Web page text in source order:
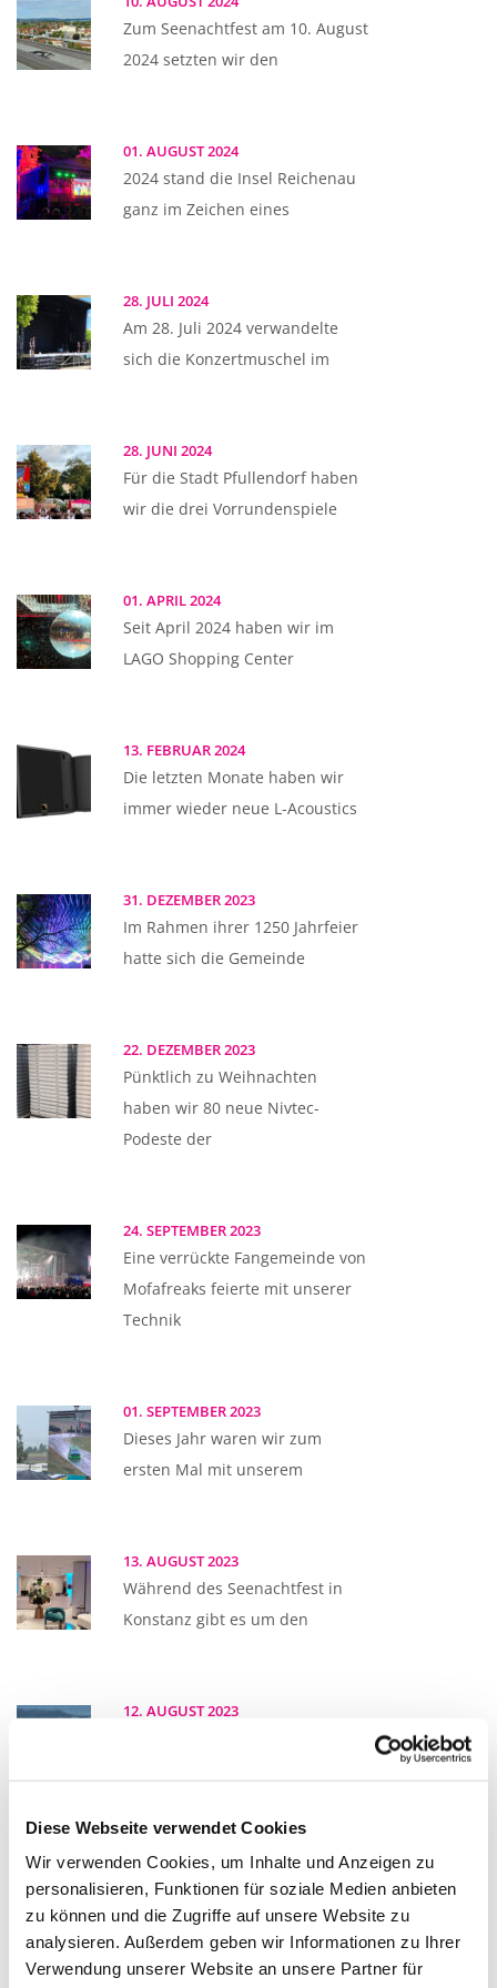
Diese Webseite verwendet Cookies
Wir verwenden Cookies, um Inhalte und Anzeigen zu
personalisieren, Funktionen für soziale Medien anbieten
zu können und die Zugriffe auf unsere Website zu
analysieren. Außerdem geben wir Informationen zu Ihrer
Verwendung unserer Website an unsere Partner für
Zum Seenachtfest am 10. August
2024 setzten wir den
01. AUGUST 2024
2024 stand die Insel Reichenau
ganz im Zeichen eines
28. JULI 2024
Am 28. Juli 2024 verwandelte
sich die Konzertmuschel im
28. JUNI 2024
Für die Stadt Pfullendorf haben
wir die drei Vorrundenspiele
01. APRIL 2024
Seit April 2024 haben wir im
LAGO Shopping Center
13. FEBRUAR 2024
Die letzten Monate haben wir
immer wieder neue L-Acoustics
31. DEZEMBER 2023
Im Rahmen ihrer 1250 Jahrfeier
hatte sich die Gemeinde
22. DEZEMBER 2023
Pünktlich zu Weihnachten
haben wir 80 neue Nivtec-
Podeste der
24. SEPTEMBER 2023
Eine verrückte Fangemeinde von
Mofafreaks feierte mit unserer
Technik
01. SEPTEMBER 2023
Dieses Jahr waren wir zum
ersten Mal mit unserem
13. AUGUST 2023
Während des Seenachtfest in
Konstanz gibt es um den
12. AUGUST 2023
12. JULI 2023
Die schweizer Ballettschule in
Kreuzlingen zeigt jedes Jahr im